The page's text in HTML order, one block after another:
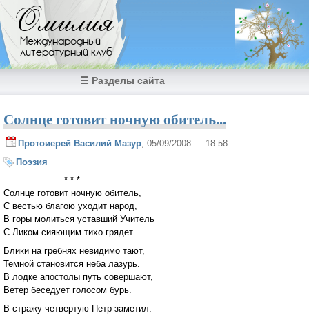
Перейти к основному содержанию
Омилия
Международный
литературный клуб
☰ Разделы сайта
Солнце готовит ночную обитель...
Протоиерей Василий Мазур , 05/09/2008 — 18:58
Поэзия
* * *
Солнце готовит ночную обитель,
С вестью благою уходит народ,
В горы молиться уставший Учитель
С Ликом сияющим тихо грядет.
Блики на гребнях невидимо тают,
Темной становится неба лазурь.
В лодке апостолы путь совершают,
Ветер беседует голосом бурь.
В стражу четвертую Петр заметил: